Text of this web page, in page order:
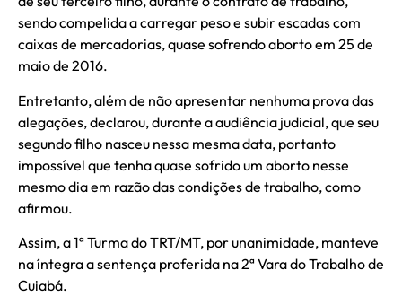
sendo compelida a carregar peso e subir escadas com
caixas de mercadorias, quase sofrendo aborto em 25 de
maio de 2016.
Entretanto, além de não apresentar nenhuma prova das
alegações, declarou, durante a audiência judicial, que seu
segundo filho nasceu nessa mesma data, portanto
impossível que tenha quase sofrido um aborto nesse
mesmo dia em razão das condições de trabalho, como
afirmou.
Assim, a 1ª Turma do TRT/MT, por unanimidade, manteve
na íntegra a sentença proferida na 2ª Vara do Trabalho de
Cuiabá.